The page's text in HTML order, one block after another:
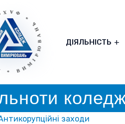
ДІЯЛЬНІСТЬ
заходи